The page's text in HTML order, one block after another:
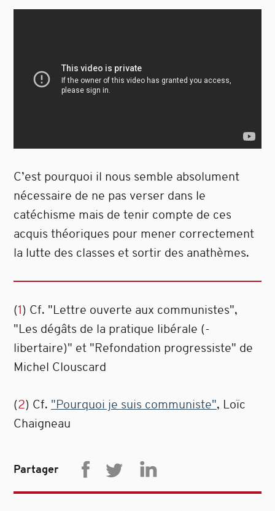
C’est pourquoi il nous semble absolument
nécessaire de ne pas verser dans le
catéchisme mais de tenir compte de ces
acquis théoriques pour mener correctement
la lutte des classes et sortir des anathèmes.
(1) Cf. "Lettre ouverte aux communistes",
"Les dégâts de la pratique libérale (-
libertaire)" et "Refondation progressiste" de
Michel Clouscard
(2) Cf. "Pourquoi je suis communiste", Loïc
Chaigneau
Partager